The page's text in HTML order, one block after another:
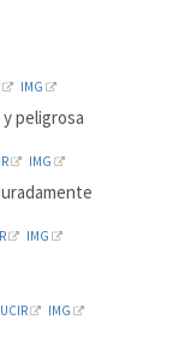
IMG
peligrosa
IMG
IMG
IMG